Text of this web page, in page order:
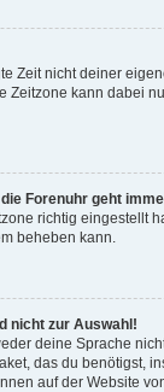
Zeit nicht deiner
Zeitzone kann dabei
Forenuhr geht
richtig eingestellt
beheben kann.
nicht zur Auswahl!
deine Sprache
das du benötigst,
auf der Website